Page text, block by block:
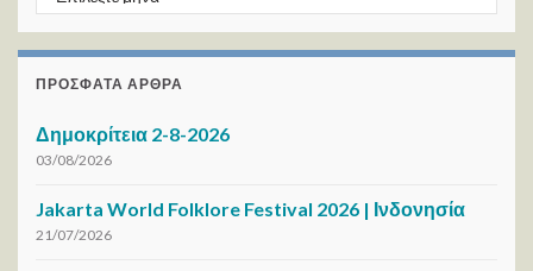
ΠΡΌΣΦΑΤΑ ΆΡΘΡΑ
Δημοκρίτεια 2-8-2026
03/08/2026
Jakarta World Folklore Festival 2026 | Ινδονησία
21/07/2026